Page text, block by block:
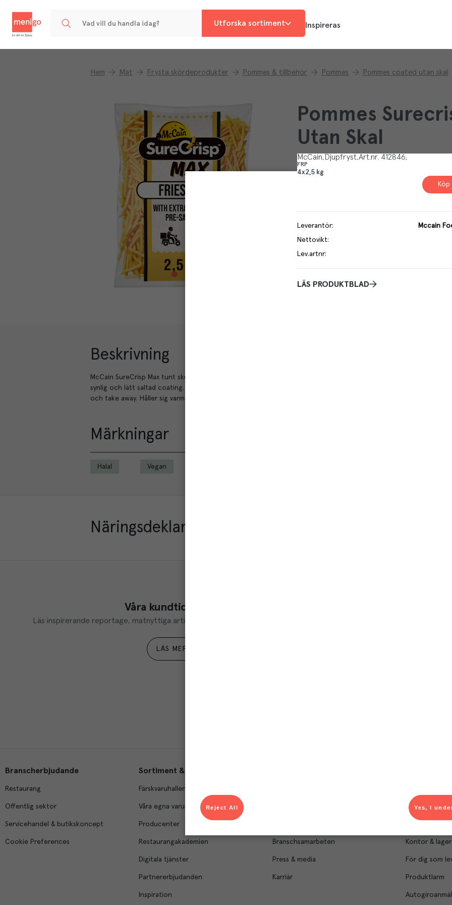
Utforska sortiment Inspireras
Hem Mat Frysta skördeprodukter Pommes & tillbehör Pommes Pommes coated utan skal
Pommes
Utan Skal
McCain Djupfryst Art.nr. 412846
FRP
4x2,5 kg
Köp
Leverantör:
Mccain
Nettovikt:
Lev.artnr:
LÄS PRODUKTBLAD
Beskrivning
McCain SureCrisp Max tunt skurna 7mm pommes med dubbel-coating för extra krispighet med
synlig och lätt saltad coating. Levererar överlägsen smak, konsistens och kvalitet vid leverans
och take away. Håller sig varm & krispig i upp till 30 minuter i en sluten förpackning.
Märkningar
Halal Vegan
Näringsdeklaration
Våra kundtidningar
Läs inspirerande reportage, matnyttiga artiklar och ta del av aktuella kampanjer.
LÄS MER
Du som är Menigo-
Branscherbjudande
Restaurang
Offentlig sektor
Servicehandel & butikskoncept
Cookie Preferences
Sortiment & tjänster
Färskvaruhallen
Våra egna varumärken
Producenter
Restaurangakademien
Digitala tjänster
Partnererbjudanden
Inspiration
Branschsamarbeten
Press & media
Karriär
Kundservice
Kontor & lager
För dig som
Produktlarm
Yes, I
Reject All